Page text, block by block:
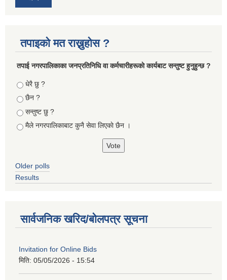
तपाइको मत राख्नुहोस ?
तपा‌ई नगरपालिकाका जनप्रतिनिधि वा कर्मचारीहरूकाे कार्यबाट सन्तुष्ट हुनुहुन्छ ?
Choices
धेरै छु ?
छैन ?
सन्तुष्ट छु ?
मैले नगरपालिकाबाट कुनै सेवा लिएकाे छैन ।
Older polls
Results
सार्वजनिक खरिद/बोलपत्र सूचना
Invitation for Online Bids
मिति: 05/05/2026 - 15:54